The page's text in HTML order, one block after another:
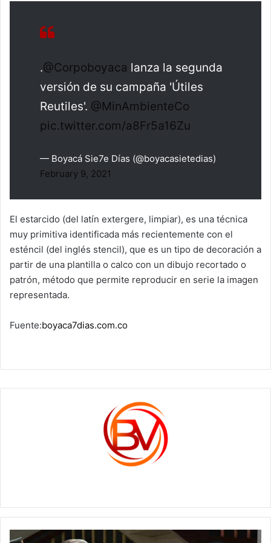
.@Corpoboyaca lanza la segunda
versión de su campaña 'Útiles
Reutiles'. @MinAmbienteCo
pic.twitter.com/a8Fr5a16Zu
— Boyacá Sie7e Días (@boyacasietedias)
February 9, 2021
El estarcido (del latín extergere, limpiar), es una técnica
muy primitiva identificada más recientemente con el
esténcil (del inglés stencil), que es un tipo de decoración a
partir de una plantilla o calco con un dibujo recortado o
patrón, método que permite reproducir en serie la imagen
representada.
Fuente:boyaca7dias.com.co
Hace